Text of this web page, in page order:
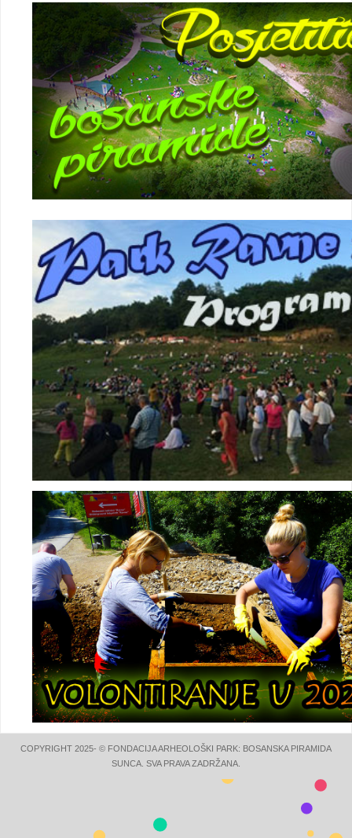
COPYRIGHT 2025- © FONDACIJA ARHEOLOŠKI PARK: BOSANSKA PIRAMIDA
SUNCA. SVA PRAVA ZADRŽANA.